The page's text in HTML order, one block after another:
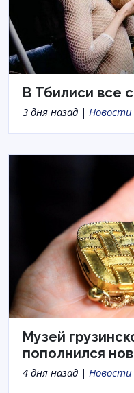
В Тбилиси все
3 дня назад | Новости
Музей
пополнился
4 дня назад | Новости